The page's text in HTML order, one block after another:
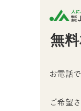
無
お電話
ご希望